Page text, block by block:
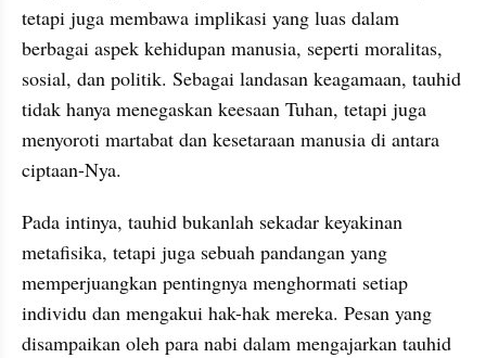
tetapi juga membawa implikasi yang luas dalam
berbagai aspek kehidupan manusia, seperti moralitas,
sosial, dan politik. Sebagai landasan keagamaan, tauhid
tidak hanya menegaskan keesaan Tuhan, tetapi juga
menyoroti martabat dan kesetaraan manusia di antara
ciptaan-Nya.
Pada intinya, tauhid bukanlah sekadar keyakinan
metafisika, tetapi juga sebuah pandangan yang
memperjuangkan pentingnya menghormati setiap
individu dan mengakui hak-hak mereka. Pesan yang
disampaikan oleh para nabi dalam mengajarkan tauhid